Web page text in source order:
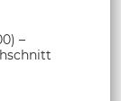
–